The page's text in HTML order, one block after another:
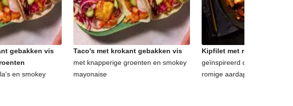
gebakken vis
en smokey
Taco's met krokant gebakken vis
met knapperige groenten en smokey
mayonaise
Kipfilet met rodewijnstoof
geïnspireerd op coq au vin,
romige aardappelpuree